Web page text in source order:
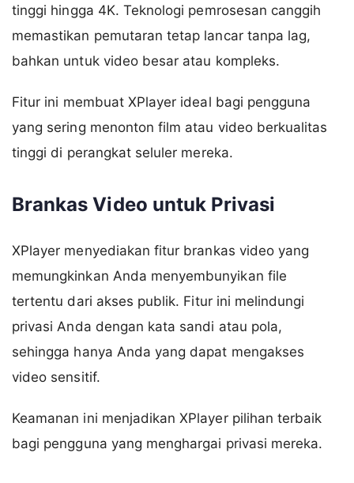
tinggi hingga 4K. Teknologi pemrosesan canggih
memastikan pemutaran tetap lancar tanpa lag,
bahkan untuk video besar atau kompleks.
Fitur ini membuat XPlayer ideal bagi pengguna
yang sering menonton film atau video berkualitas
tinggi di perangkat seluler mereka.
Brankas Video untuk Privasi
XPlayer menyediakan fitur brankas video yang
memungkinkan Anda menyembunyikan file
tertentu dari akses publik. Fitur ini melindungi
privasi Anda dengan kata sandi atau pola,
sehingga hanya Anda yang dapat mengakses
video sensitif.
Keamanan ini menjadikan XPlayer pilihan terbaik
bagi pengguna yang menghargai privasi mereka.